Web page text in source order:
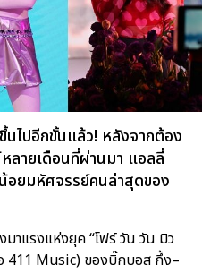
นไปอีกขั้นแล้ว! หลังจากต้อง
ลายเดือนที่ผ่านมา แอลลี่
ยมหัศจรรย์คนล่าสุดของ
าแรงแห่งยุค “โฟร์ วัน วัน มิว
411 Music) ของบิ๊กบอส กึ้ง–